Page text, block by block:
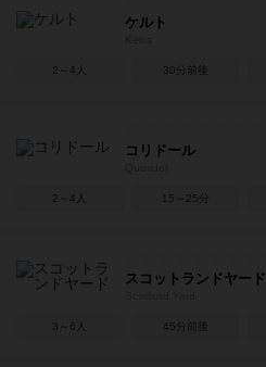
ケルト
2～4人 30分前後
コリドール
2～4人 15～25分
スコットランドヤード
3～6人 45分前後